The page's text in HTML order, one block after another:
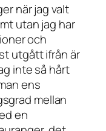
när jag valt
utan jag har
och
utgått ifrån är
inte så hårt
ens
mellan
en